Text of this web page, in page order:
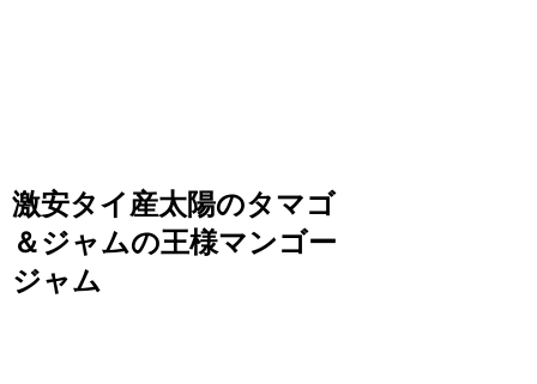
激安タイ産太陽のタマゴ
＆ジャムの王様マンゴー
ジャム